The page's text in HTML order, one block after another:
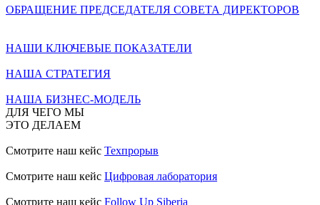
ОБРАЩЕНИЕ ПРЕДСЕДАТЕЛЯ СОВЕТА ДИРЕКТОРОВ
НАШИ КЛЮЧЕВЫЕ ПОКАЗАТЕЛИ
НАША СТРАТЕГИЯ
НАША БИЗНЕС-МОДЕЛЬ
ДЛЯ ЧЕГО МЫ
ЭТО ДЕЛАЕМ
Смотрите наш кейс Техпрорыв
Смотрите наш кейс Цифровая лаборатория
Смотрите наш кейс Follow Up Siberia